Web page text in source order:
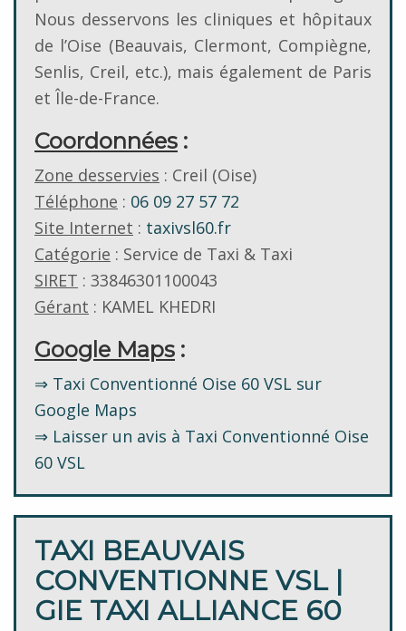
Nous desservons les cliniques et hôpitaux
de l’Oise (Beauvais, Clermont, Compiègne,
Senlis, Creil, etc.), mais également de Paris
et Île-de-France.
Coordonnées :
Zone desservies : Creil (Oise)
Téléphone : 06 09 27 57 72
Site Internet : taxivsl60.fr
Catégorie : Service de Taxi & Taxi
SIRET : 33846301100043
Gérant : KAMEL KHEDRI
Google Maps :
⇒ Taxi Conventionné Oise 60 VSL sur
Google Maps
⇒ Laisser un avis à Taxi Conventionné Oise
60 VSL
TAXI BEAUVAIS
CONVENTIONNE VSL |
GIE TAXI ALLIANCE 60